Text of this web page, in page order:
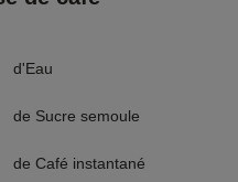
d'Eau
de Sucre semoule
de Café instantané